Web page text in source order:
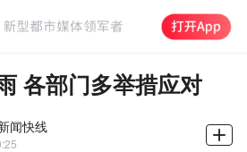
各部门多举措应对
闻快线